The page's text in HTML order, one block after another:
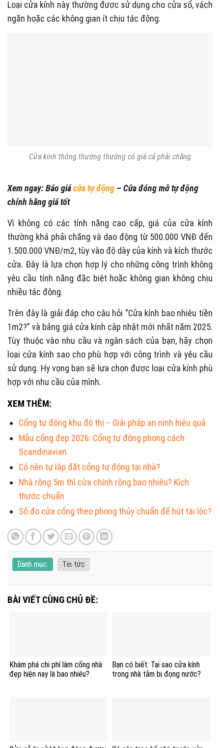
Loại cửa kính này thường được sử dụng cho cửa sổ, vách
ngăn hoặc các không gian ít chịu tác động.
Cửa kính thông thường thường có giá cả phải chăng
Xem ngay: Báo giácửa tự động – Cửa đóng mở tự động
chính hãng giá tốt
Vì không có các tính năng cao cấp, giá của cửa kính
thường khá phải chăng và dao động từ 500.000 VNĐ đến
1.500.000 VNĐ/m2, tùy vào độ dày của kính và kích thước
cửa. Đây là lựa chọn hợp lý cho những công trình không
yêu cầu tính năng đặc biệt hoặc không gian không chịu
nhiều tác động.
Trên đây là giải đáp cho câu hỏi “Cửa kính bao nhiêu tiền
1m2?” và bảng giá cửa kính cập nhật mới nhất năm 2025.
Tùy thuộc vào nhu cầu và ngân sách của bạn, hãy chọn
loại cửa kính sao cho phù hợp với công trình và yêu cầu
sử dụng. Hy vọng bạn sẽ lựa chọn được loại cửa kính phù
hợp với nhu cầu của mình.
XEM THÊM:
Cổng tự động khu đô thị – Giải pháp an ninh hiệu quả
Mẫu cổng đẹp 2026: Cổng tự động phong cách
Scandinavian
Có nên tự lắp đặt cổng tự động tại nhà?
Nhà rộng 5m thì cửa chính rộng bao nhiêu? Kích
thước chuẩn
Số đo cửa cổng theo phong thủy chuẩn để hút tài lộc?
Danh mục: Tin tức
BÀI VIẾT CÙNG CHỦ ĐỀ:
Khám phá chi phí làm cổng nhà
đẹp hiện nay là bao nhiêu?
Bạn có biết: Tại sao cửa kính
trong nhà tắm bị đọng nước?